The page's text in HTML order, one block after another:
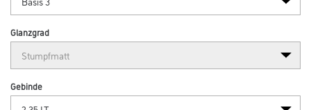
Abbildung ähnlich
Bitte einloggen, um Preise zu sehen
5 Caparol PowerPunkte